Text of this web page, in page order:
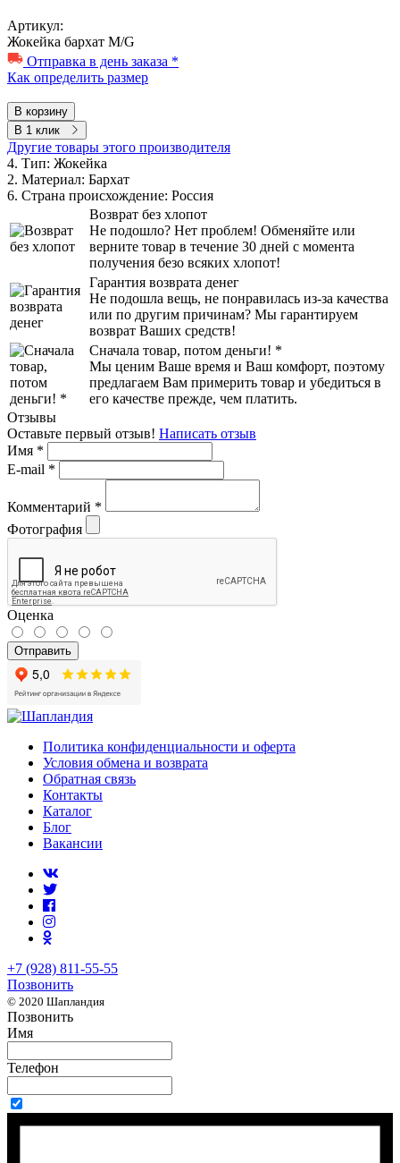
Артикул:
Жокейка бархат M/G
Отправка в день заказа *
Как определить размер
В корзину
В 1 клик
Другие товары этого производителя
4. Тип: Жокейка
2. Материал: Бархат
6. Страна происхождение: Россия
Возврат без хлопот
Не подошло? Нет проблем! Обменяйте или
верните товар в течение 30 дней с момента
получения безо всяких хлопот!
Гарантия возврата денег
Не подошла вещь, не понравилась из-за качества
или по другим причинам? Мы гарантируем
возврат Ваших средств!
Сначала товар, потом деньги! *
Мы ценим Ваше время и Ваш комфорт, поэтому
предлагаем Вам примерить товар и убедиться в
его качестве прежде, чем платить.
Отзывы
Оставьте первый отзыв! Написать отзыв
Имя *
E-mail *
Комментарий *
Фотография
Оценка
Отправить
Политика конфиденциальности и оферта
Условия обмена и возврата
Обратная связь
Контакты
Каталог
Блог
Вакансии
+7 (928) 811-55-55
Позвонить
© 2020 Шапландия
Позвонить
Имя
Телефон